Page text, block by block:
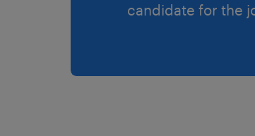
candidate for the